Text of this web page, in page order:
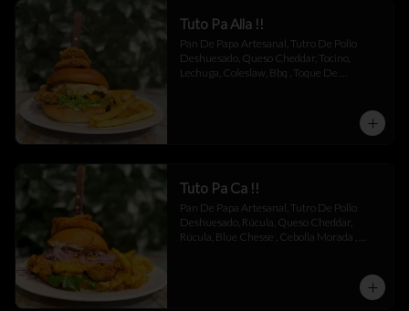
Tuto Pa Alla !!
Pan De Papa Artesanal, Tutro De Pollo
Deshuesado, Queso Cheddar, Tocino,
Lechuga, Coleslaw, Bbq , Toque De
Tuto Pa Ca !!
Pan De Papa Artesanal, Tutro De Pollo
Deshuesado, Rúcula, Queso Cheddar,
Rúcula, Blue Chesse , Cebolla Morada ,